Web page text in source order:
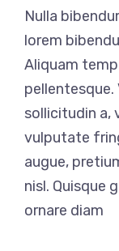
Nulla
lorem
Aliquam
pellentesque.
sollicitudin a,
vulputate
augue,
nisl. Quisque
ornare diam